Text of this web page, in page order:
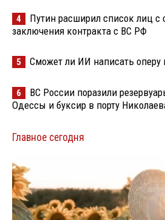
4
Путин расширил список лиц
заключения контракта с ВС РФ
5 Сможет ли ИИ написать оперу
6
ВС России поразили
Одессы и буксир в порту
Главное сегодня